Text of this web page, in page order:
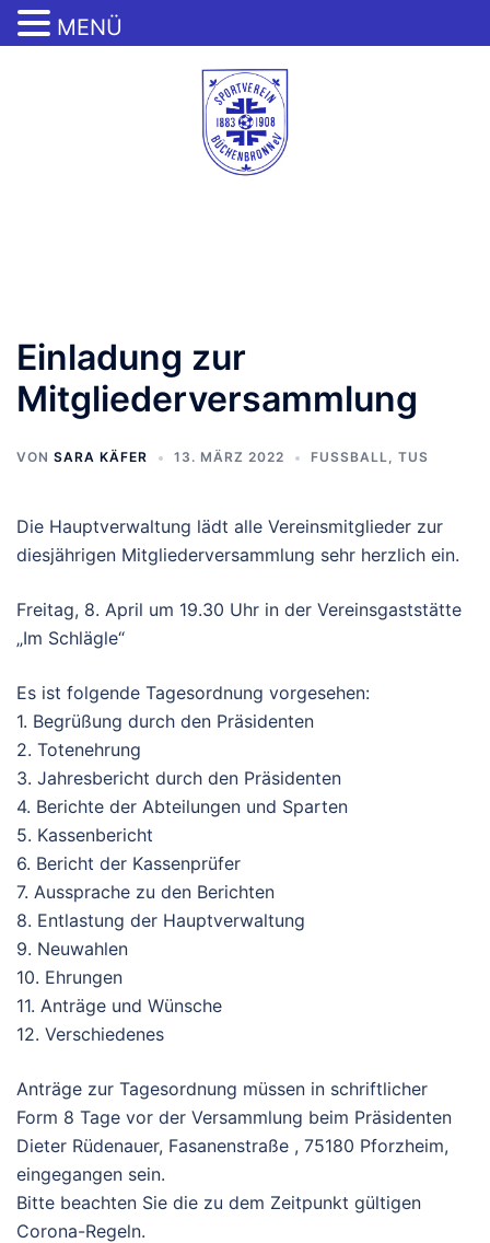
Einladung zur
Mitgliederversammlung
VON SARA KÄFER 13. MÄRZ 2022 FUSSBALL , TUS
Die Hauptverwaltung lädt alle Vereinsmitglieder zur
diesjährigen Mitgliederversammlung sehr herzlich ein.
Freitag, 8. April um 19.30 Uhr in der Vereinsgaststätte
„Im Schlägle“
Es ist folgende Tagesordnung vorgesehen:
1. Begrüßung durch den Präsidenten
2. Totenehrung
3. Jahresbericht durch den Präsidenten
4. Berichte der Abteilungen und Sparten
5. Kassenbericht
6. Bericht der Kassenprüfer
7. Aussprache zu den Berichten
8. Entlastung der Hauptverwaltung
9. Neuwahlen
10. Ehrungen
11. Anträge und Wünsche
12. Verschiedenes
Anträge zur Tagesordnung müssen in schriftlicher
Form 8 Tage vor der Versammlung beim Präsidenten
Dieter Rüdenauer, Fasanenstraße , 75180 Pforzheim,
eingegangen sein.
Bitte beachten Sie die zu dem Zeitpunkt gültigen
Corona-Regeln.
MENÜ